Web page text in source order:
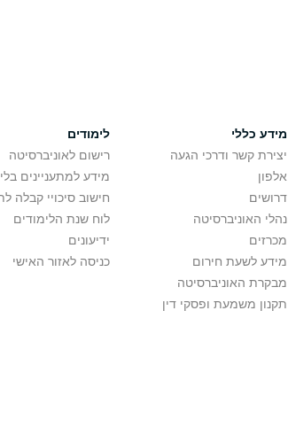
מידע כללי
יצירת קשר ודרכי הגעה
אלפון
דרושים
נהלי האוניברסיטה
מכרזים
מידע לשעת חירום
מבקרת האוניברסיטה
תקנון משמעת ופסקי דין
לימודים
רישום לאוניברסיטה
מידע למתעניינים
חישוב סיכויי קבלה
לוח שנת הלימודים
ידיעונים
כניסה לאזור האישי